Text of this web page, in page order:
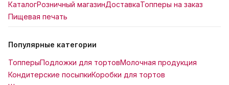
КаталогРозничный магазинДоставкаТопперы на заказ
Пищевая печать
Популярные категории
ТопперыПодложки для тортовМолочная продукция
Кондитерские посыпкиКоробки для тортов